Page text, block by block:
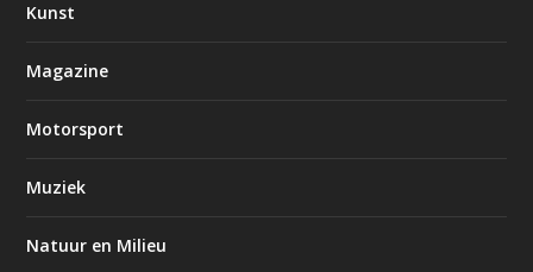
Kunst
Magazine
Motorsport
Muziek
Natuur en Milieu